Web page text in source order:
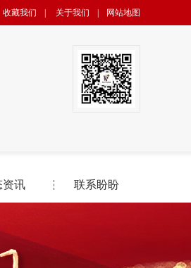
收藏我们 关于我们 网站地图
资讯 联系盼盼